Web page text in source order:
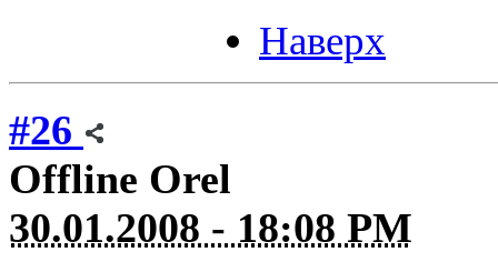
Наверх
#26
Offline Orel
30.01.2008 - 18:08 PM